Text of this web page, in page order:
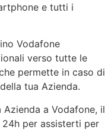
e tutti i
Vodafone
verso tutte le
permette in caso di
tua Azienda.
a Vodafone, il
per assisterti per